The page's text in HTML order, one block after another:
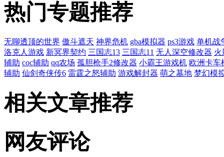
热门专题推荐
无聊透顶的世界 傲斗遮天 神界危机 gba模拟器 ps3游戏 单机战
洛克人游戏 新冥界契约 三国志13 三国志11 无人深空修改器 火
辅助 coc辅助 qq农场 孤胆枪手2修改器 小霸王游戏机 欧洲卡车
辅助 仙剑奇侠传6 雷霆之怒辅助 游戏解封器 萌之墓地 梦幻模
相关文章推荐
网友评论